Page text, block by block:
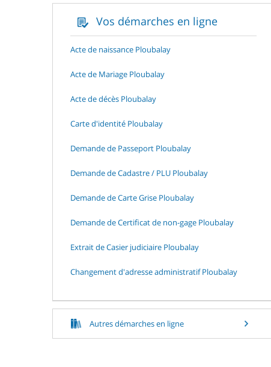
Vos démarches en ligne
Acte de naissance Ploubalay
Acte de Mariage Ploubalay
Acte de décès Ploubalay
Carte d'identité Ploubalay
Demande de Passeport Ploubalay
Demande de Cadastre / PLU Ploubalay
Demande de Carte Grise Ploubalay
Demande de Certificat de non-gage Ploubalay
Extrait de Casier judiciaire Ploubalay
Changement d'adresse administratif Ploubalay
Autres démarches en ligne